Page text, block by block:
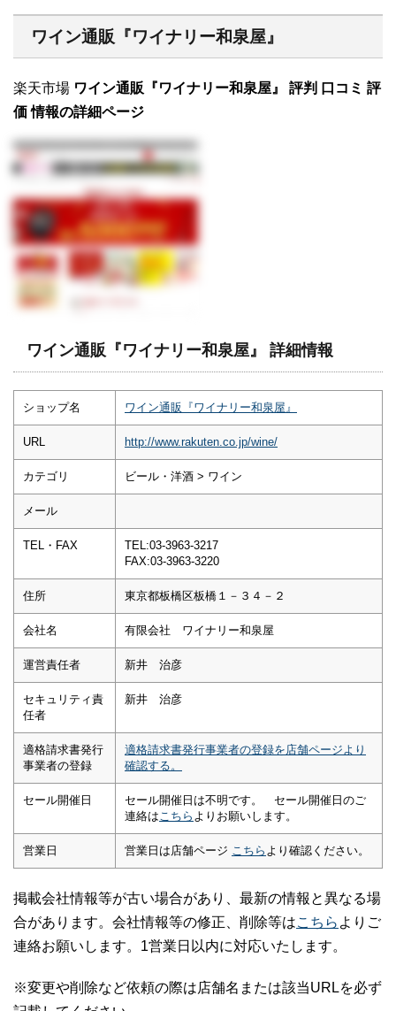
ワイン通販『ワイナリー和泉屋』
楽天市場 ワイン通販『ワイナリー和泉屋』 評判 口コミ 評
価 情報の詳細ページ
ワイン通販『ワイナリー和泉屋』 詳細情報
ショップ名 ワイン通販『ワイナリー和泉屋』
URL http://www.rakuten.co.jp/wine/
カテゴリ ビール・洋酒 > ワイン
メール
TEL・FAX
TEL:03-3963-3217
FAX:03-3963-3220
住所 東京都板橋区板橋１－３４－２
会社名 有限会社 ワイナリー和泉屋
運営責任者 新井 治彦
セキュリティ責
任者
新井 治彦
適格請求書発行
事業者の登録
適格請求書発行事業者の登録を店舗ページより
確認する。
セール開催日
セール開催日は不明です。 セール開催日のご
連絡は こちら よりお願いします。
営業日 営業日は店舗ページ こちら より確認ください。
掲載会社情報等が古い場合があり、最新の情報と異なる場
合があります。会社情報等の修正、削除等はこちら よりご
連絡お願いします。1営業日以内に対応いたします。
※変更や削除など依頼の際は店舗名または該当URLを必ず